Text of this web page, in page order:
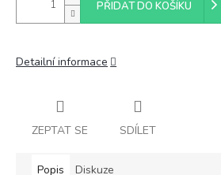
PŘIDAT DO KOŠÍKU
Detailní informace
ZEPTAT SE SDÍLET
Popis Diskuze